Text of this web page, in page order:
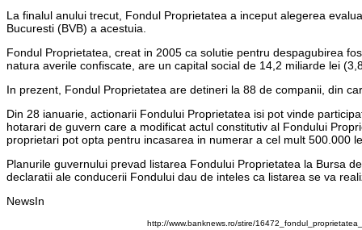
La finalul anului trecut, Fondul Proprietatea a inceput alegerea
Bucuresti (BVB) a acestuia.
Fondul Proprietatea, creat in 2005 ca solutie pentru despagubirea
natura averile confiscate, are un capital social de 14,2 miliarde lei
In prezent, Fondul Proprietatea are detineri la 88 de companii, din
Din 28 ianuarie, actionarii Fondului Proprietatea isi pot vinde
hotarari de guvern care a modificat actul constitutiv al Fondului
proprietari pot opta pentru incasarea in numerar a cel mult 500.000
Planurile guvernului prevad listarea Fondului Proprietatea la Bursa
declaratii ale conducerii Fondului dau de inteles ca listarea se va
NewsIn
http://www.banknews.ro/stire/